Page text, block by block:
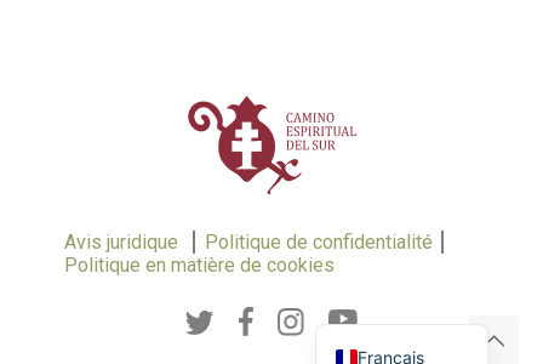
Avis juridique
Politique de confidentialité
Politique en matière de cookies
Français